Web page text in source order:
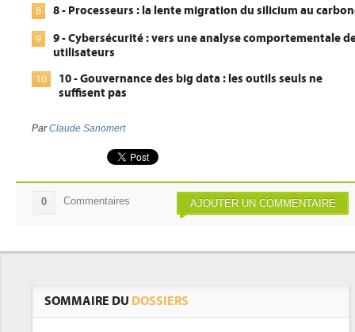
8 8 - Processeurs : la lente migration du silicium au
9
9 - Cybersécurité : vers une analyse comportementale
utilisateurs
10
10 - Gouvernance des big data : les outils seuls ne
suffisent pas
ParClaude Sanomert
AJOUTER UN COMMENTAIRE
0 Commentaires
SOMMAIRE DU DOSSIERS